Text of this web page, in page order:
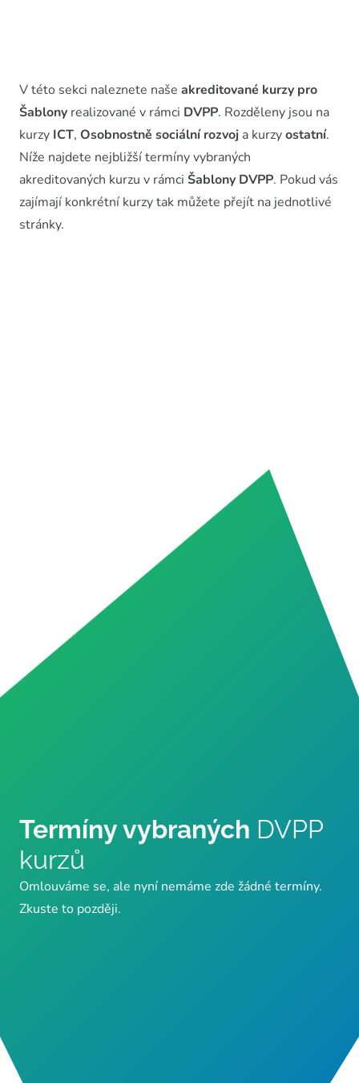
V této sekci naleznete naše akreditované kurzy pro
Šablony realizované v rámci DVPP. Rozděleny jsou na
kurzy ICT, Osobnostně sociální rozvoj a kurzyostatní.
Níže najdete nejbližší termíny vybraných
akreditovaných kurzu v rámci Šablony DVPP. Pokud vás
zajímají konkrétní kurzy tak můžete přejít na jednotlivé
stránky.
Termíny vybraných DVPP
kurzů
Omlouváme se, ale nyní nemáme zde žádné termíny.
Zkuste to později.